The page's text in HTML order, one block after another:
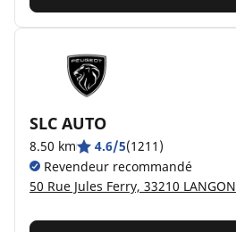
SLC AUTO
8.50 km 4.6/5(1211)
Revendeur recommandé
50 Rue Jules Ferry, 33210 LANGON